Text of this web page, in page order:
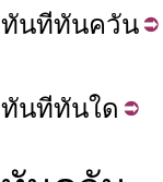
ทันทีทันควัน
ทันทีทันใด